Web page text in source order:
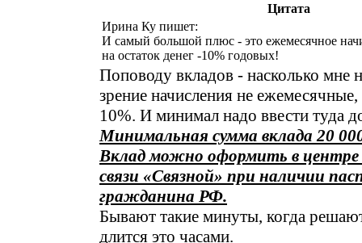
Цитата
Ирина Ку пишет:
И самый большой плюс - это ежемесячное
на остаток денег -10% годовых!
Поповоду вкладов - насколько мне
зрение начисления не
10%. И минимал надо ввести туда
Минимальная сумма вклада 20
Вклад можно оформить в центре
связи «Связной» при наличии
гражданина РФ.
Бывают такие минуты, когда
длится это часами.